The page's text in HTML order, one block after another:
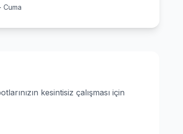
Cuma
kesintisiz çalışması için